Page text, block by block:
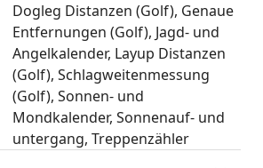
Dogleg Distanzen (Golf) Genaue
Entfernungen (Golf) Jagd- und
Angelkalender Layup Distanzen
(Golf) Schlagweitenmessung
(Golf) Sonnen- und
Mondkalender Sonnenauf- und
untergang Treppenzähler